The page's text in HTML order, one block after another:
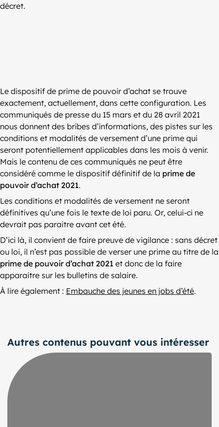
décret.
Le dispositif de prime de pouvoir d’achat se trouve
exactement, actuellement, dans cette configuration. Les
communiqués de presse du 15 mars et du 28 avril 2021
nous donnent des bribes d’informations, des pistes sur les
conditions et modalités de versement d’une prime qui
seront potentiellement applicables dans les mois à venir.
Mais le contenu de ces communiqués ne peut être
considéré comme le dispositif définitif de la prime de
pouvoir d’achat 2021.
Les conditions et modalités de versement ne seront
définitives qu’une fois le texte de loi paru. Or, celui-ci ne
devrait pas paraitre avant cet été.
D’ici là, il convient de faire preuve de vigilance : sans décret
ou loi, il n’est pas possible de verser une prime au titre de la
prime de pouvoir d’achat 2021 et donc de la faire
apparaitre sur les bulletins de salaire.
À lire également : Embauche des jeunes en jobs d’été.
Autres contenus pouvant vous intéresser